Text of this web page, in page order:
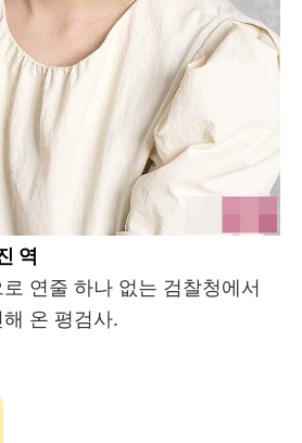
역
연줄 하나 없는 검찰청에서
온 평검사.